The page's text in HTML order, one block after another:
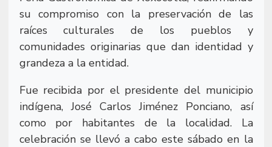
su compromiso con la preservación de las
raíces culturales de los pueblos y
comunidades originarias que dan identidad y
grandeza a la entidad.
Fue recibida por el presidente del municipio
indígena, José Carlos Jiménez Ponciano, así
como por habitantes de la localidad. La
celebración se llevó a cabo este sábado en la